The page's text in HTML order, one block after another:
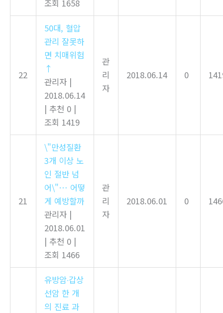
조회 1658
22
50대, 혈압
관리 잘못하
면 치매위험
↑
관리자 |
2018.06.14
| 추천 0 |
조회 1419
관
리
자
2018.06.14 0
21
\"만성질환
3개 이상 노
인 절반 넘
어\"… 어떻
게 예방할까
관리자 |
2018.06.01
| 추천 0 |
조회 1466
관
리
자
2018.06.01 0
유방암∙갑상
선암 한 개
의 진료 과